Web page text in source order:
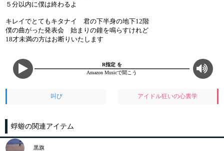
５分以内に僕は終わるよ
キレイでとてもキタナイ 君の下半身の地下12階
僕の曲がった発表会 始まりの鐘を鳴らすけれど
18才未満の方はお断りいたします
R指定 を
Amazon Musicで聞こう
叫び アイドル狂いの心裏学
蜉蝣の関連アイテム
黒旗